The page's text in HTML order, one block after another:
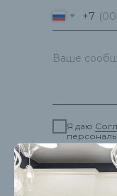
+7
Я даю
указанных